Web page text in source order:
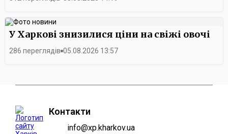
У Харкові знизилися ціни на свіжі овочі
286 переглядів 05.08.2026 13:57
Контакти
info@xp.kharkov.ua